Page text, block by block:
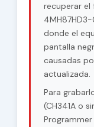
recuperar el
donde el
pantalla
causadas
actualizada.
Para
(CH341A o